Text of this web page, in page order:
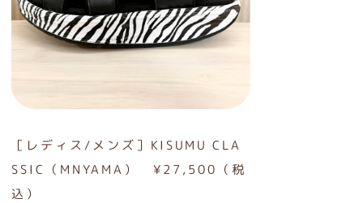
［レディス/メンズ］KISUMU CLA
SSIC（MNYAMA） ¥27,500（税
込）